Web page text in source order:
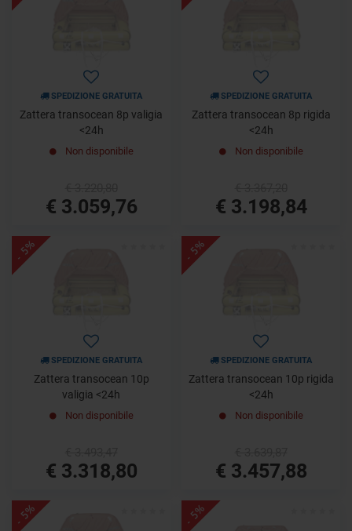
SPEDIZIONE GRATUITA
Zattera transocean 8p valigia
<24h
Non disponibile
€ 3.059,76
SPEDIZIONE GRATUITA
Zattera transocean 8p rigida
<24h
Non disponibile
€ 3.198,84
- 5%
SPEDIZIONE GRATUITA
Zattera transocean 10p
valigia <24h
Non disponibile
€ 3.318,80
- 5%
SPEDIZIONE GRATUITA
Zattera transocean 10p rigida
<24h
Non disponibile
€ 3.457,88
- 5% - 5%